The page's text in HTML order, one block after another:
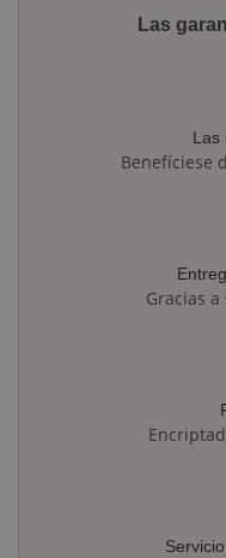
Las
Las
Benefíciese
Gracias